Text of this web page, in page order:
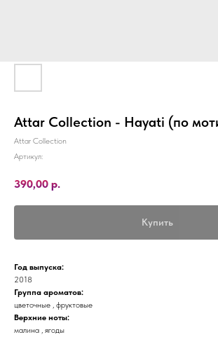
Attar Collection - Hayati (по
Attar Collection
Артикул:
390,00 р.
Купить
Год выпуска:
2018
Группа ароматов:
цветочные , фруктовые
Верхние ноты:
малина , ягоды